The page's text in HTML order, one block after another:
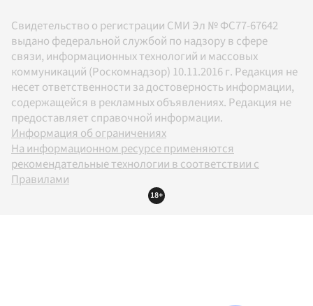
Свидетельство о регистрации СМИ Эл № ФС77-67642
выдано федеральной службой по надзору в сфере
связи, информационных технологий и массовых
коммуникаций (Роскомнадзор) 10.11.2016 г. Редакция не
несет ответственности за достоверность информации,
содержащейся в рекламных объявлениях. Редакция не
предоставляет справочной информации.
Информация об ограничениях
На информационном ресурсе применяются
рекомендательные технологии в соответствии с
Правилами
18+